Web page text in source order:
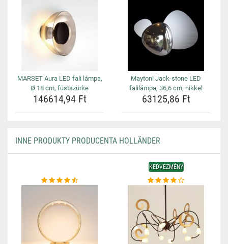
MARSET Aura LED fali lámpa,
Ø 18 cm, füstszürke
146614,94 Ft
Maytoni Jack-stone LED
falilámpa, 36,6 cm, nikkel
63125,86 Ft
INNE PRODUKTY PRODUCENTA HOLLÄNDER
KEDVEZMÉNY